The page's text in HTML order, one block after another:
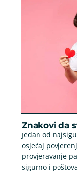
Znakovi da
Jedan od
osjećaj
provjeravanje
sigurno i